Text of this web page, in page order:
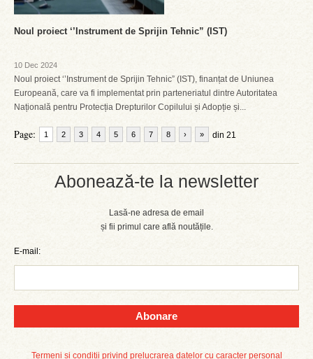
Abonează-te la newsletter
Lasă-ne adresa de email
și fii primul care află noutățile.
E-mail:
Abonare
Termeni și condiții privind prelucrarea datelor cu caracter personal
Noul proiect ‘’Instrument de Sprijin Tehnic” (IST)
10 Dec 2024
Noul proiect ‘’Instrument de Sprijin Tehnic” (IST), finanțat de Uniunea
Europeană, care va fi implementat prin parteneriatul dintre Autoritatea
Națională pentru Protecția Drepturilor Copilului și Adopție și...
Page: 1 2 3 4 5 6 7 8 din 21
› »